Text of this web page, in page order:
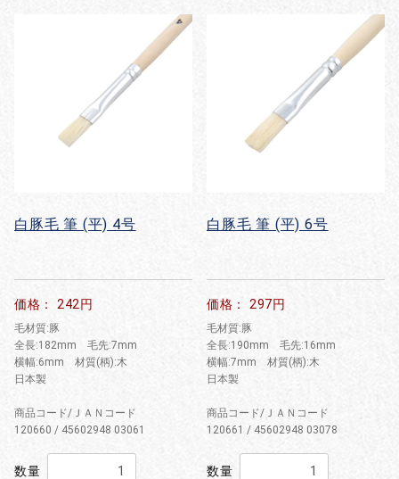
白豚毛 筆 (平) 4号
価格： 242円
毛材質:豚
全長:182mm 毛先:7mm
横幅:6mm 材質(柄):木
日本製
商品コード/ＪＡＮコード
120660 / 45602948 03061
数量
白豚毛 筆 (平) 6号
価格： 297円
毛材質:豚
全長:190mm 毛先:16mm
横幅:7mm 材質(柄):木
日本製
商品コード/ＪＡＮコード
120661 / 45602948 03078
数量